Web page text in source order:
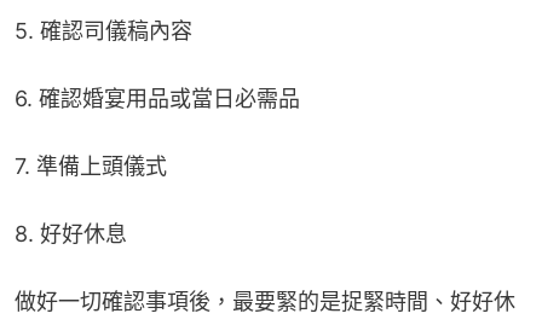
5. 確認司儀稿內容
6. 確認婚宴用品或當日必需品
7. 準備上頭儀式
8. 好好休息
做好一切確認事項後，最要緊的是捉緊時間、好好休